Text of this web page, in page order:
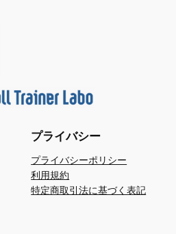
プライバシー
プライバシーポリシー
利用規約
特定商取引法に基づく表記